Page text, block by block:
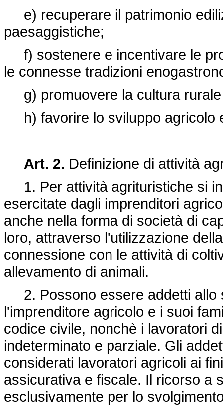
e) recuperare il patrimonio
paesaggistiche;
f) sostenere e incentivare le
le connesse tradizioni
g) promuovere la cultura rurale
h) favorire lo sviluppo agricolo
Art. 2. Definizione di attività
1. Per attività agrituristiche si
esercitate dagli imprenditori
anche nella forma di società di
loro, attraverso l'utilizzazione
connessione con le attività di
allevamento di animali.
2. Possono essere addetti allo
l'imprenditore agricolo e i suoi
codice civile, nonchè i lavoratori
indeterminato e parziale. Gli
considerati lavoratori agricoli ai
assicurativa e fiscale. Il ricorso a
esclusivamente per lo